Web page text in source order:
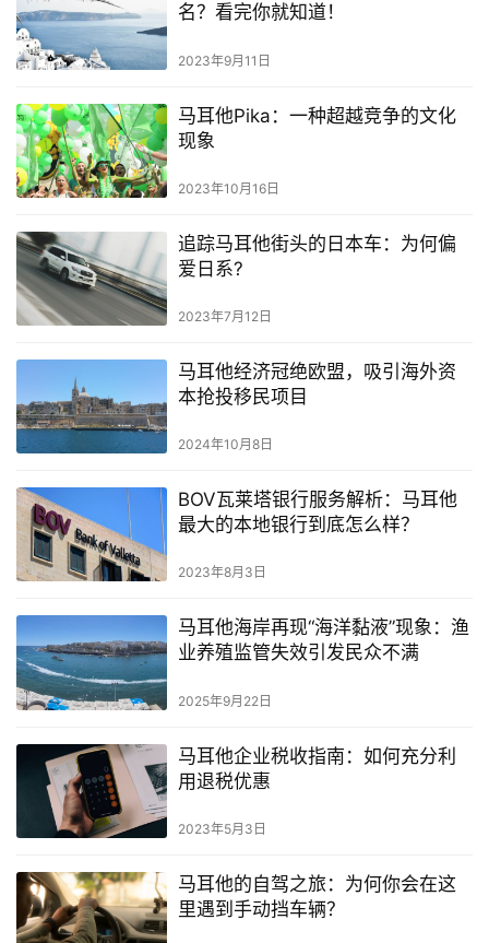
网
址
导
名？看完你就知道！
2023年9月11日
马耳他Pika：一种超越竞争的文化
现象
2023年10月16日
追踪马耳他街头的日本车：为何偏
爱日系?
2023年7月12日
马耳他经济冠绝欧盟，吸引海外资
本抢投移民项目
2024年10月8日
BOV瓦莱塔银行服务解析：马耳他
最大的本地银行到底怎么样？
2023年8月3日
马耳他海岸再现“海洋黏液”现象：渔
业养殖监管失效引发民众不满
2025年9月22日
马耳他企业税收指南：如何充分利
用退税优惠
2023年5月3日
马耳他的自驾之旅：为何你会在这
里遇到手动挡车辆？